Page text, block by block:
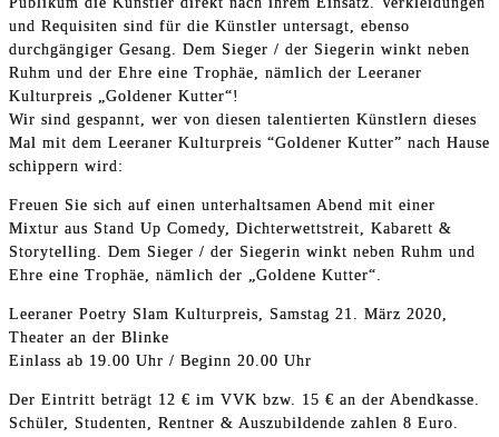
und Requisiten sind für die Künstler untersagt, ebenso
durchgängiger Gesang. Dem Sieger / der Siegerin winkt neben
Ruhm und der Ehre eine Trophäe, nämlich der Leeraner
Kulturpreis „Goldener Kutter“!
Wir sind gespannt, wer von diesen talentierten Künstlern dieses
Mal mit dem Leeraner Kulturpreis “Goldener Kutter” nach Hause
schippern wird:
Freuen Sie sich auf einen unterhaltsamen Abend mit einer
Mixtur aus Stand Up Comedy, Dichterwettstreit, Kabarett &
Storytelling. Dem Sieger / der Siegerin winkt neben Ruhm und
Ehre eine Trophäe, nämlich der „Goldene Kutter“.
Leeraner Poetry Slam Kulturpreis, Samstag 21. März 2020,
Theater an der Blinke
Einlass ab 19.00 Uhr / Beginn 20.00 Uhr
Der Eintritt beträgt 12 € im VVK bzw. 15 € an der Abendkasse.
Schüler, Studenten, Rentner & Auszubildende zahlen 8 Euro.